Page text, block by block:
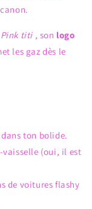
titi , son logo
les gaz dès le
ton bolide.
vaisselle (oui, il est
de voitures flashy